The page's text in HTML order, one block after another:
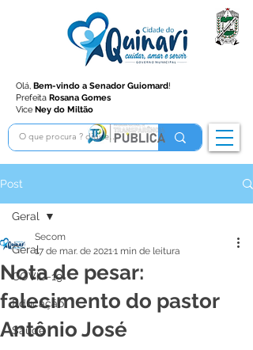
Olá, Bem-vindo a Senador Guiomard!
Prefeita Rosana Gomes
Vice Ney do Miltão
Post
Geral
COVID-19
Educação
Saúde
Geral
Nota de pesar:
falecimento do pastor
Antônio José
Secom
17 de mar. de 20211 min de leitura